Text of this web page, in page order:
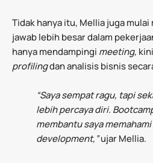
Tidak hanya itu, Mellia juga
jawab lebih besar dalam
hanya mendampingi meeting,
profilingdan analisis bisnis
“Saya sempat ragu, tapi
lebih percaya diri.
membantu saya
development,”ujar Mellia.